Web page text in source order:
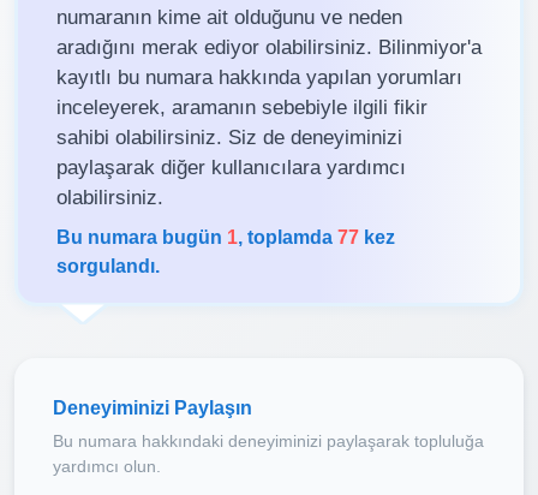
numaranın kime ait olduğunu ve neden
aradığını merak ediyor olabilirsiniz. Bilinmiyor'a
kayıtlı bu numara hakkında yapılan yorumları
inceleyerek, aramanın sebebiyle ilgili fikir
sahibi olabilirsiniz. Siz de deneyiminizi
paylaşarak diğer kullanıcılara yardımcı
olabilirsiniz.
Bu numara bugün 1, toplamda 77 kez
sorgulandı.
Deneyiminizi Paylaşın
Bu numara hakkındaki deneyiminizi paylaşarak topluluğa
yardımcı olun.